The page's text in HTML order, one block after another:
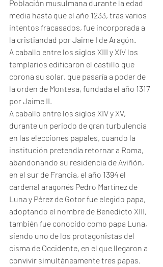
Población musulmana durante la edad
media hasta que el año 1233, tras varios
intentos fracasados, fue incorporada a
la cristiandad por Jaime I de Aragón.
A caballo entre los siglos XIII y XIV los
templarios edificaron el castillo que
corona su solar, que pasaría a poder de
la orden de Montesa, fundada el año 1317
por Jaime II.
A caballo entre los siglos XIV y XV,
durante un periodo de gran turbulencia
en las elecciones papales, cuando la
institución pretendía retornar a Roma,
abandonando su residencia de Aviñón,
en el sur de Francia, el año 1394 el
cardenal aragonés Pedro Martínez de
Luna y Pérez de Gotor fue elegido papa,
adoptando el nombre de Benedicto XIII,
también fue conocido como papa Luna,
siendo uno de los protagonistas del
cisma de Occidente, en el que llegaron a
convivir simultáneamente tres papas.